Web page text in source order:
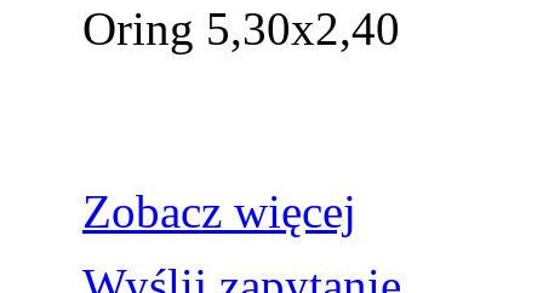
Oring 5,30x2,40
Zobacz więcej